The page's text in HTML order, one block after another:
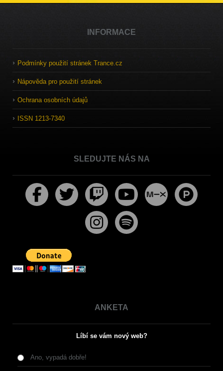
INFORMACE
Podmínky použití stránek Trance.cz
Nápověda pro použití stránek
Ochrana osobních údajů
ISSN 1213-7340
SLEDUJTE NÁS NA
ANKETA
Líbí se vám nový web?
Ano, vypadá dobře!